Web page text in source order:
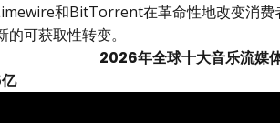
和BitTorrent在革命性地改变消费
可获取性转变。
2026年全球十大音乐流媒